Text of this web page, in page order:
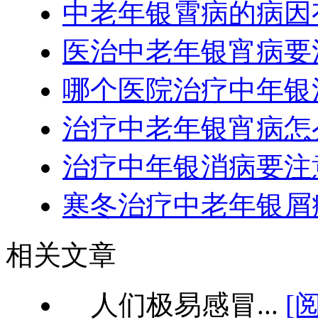
中老年银霄病的病
医治中老年银宵病
哪个医院治疗中年
治疗中老年银宵病
治疗中年银消病要
寒冬治疗中老年银
相关文章
人们极易感冒... [